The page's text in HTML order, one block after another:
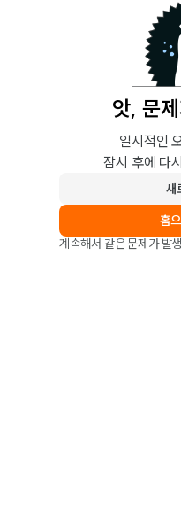
앗, 문
일시적인
잠시 후에 다
새
홈
계속해서 같은 문제가 발